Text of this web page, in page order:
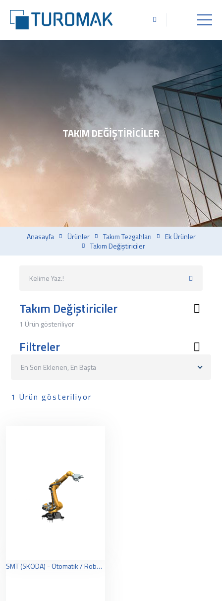
TAKIM DEĞIŞTIRICILER
Anasayfa Ürünler Takım Tezgahları
Ek Ürünler
Takım Değiştiriciler
Takım Değiştiriciler
1 Ürün gösteriliyor
Filtreler
En Son Eklenen, En Başta
1 Ürün gösteriliyor
SMT (SKODA) - Otomatik / Robotik Takım Değiştirici